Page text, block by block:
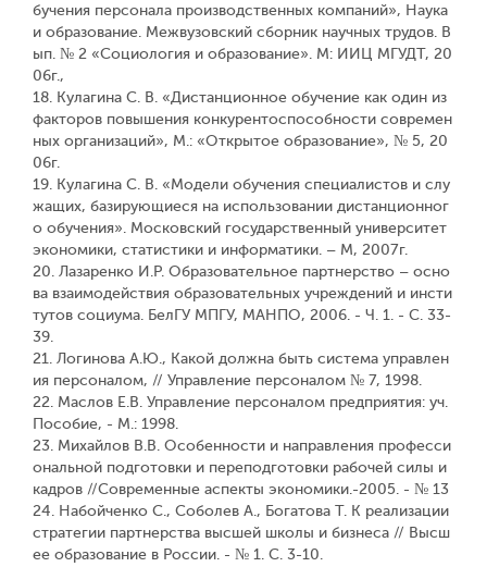
бучения персонала производственных компаний», Наука
и образование. Межвузовский сборник научных трудов. В
ып. № 2 «Социология и образование». М: ИИЦ МГУДТ, 20
06г.,
18. Кулагина С. В. «Дистанционное обучение как один из
факторов повышения конкурентоспособности современ
ных организаций», М.: «Открытое образование», № 5, 20
06г.
19. Кулагина С. В. «Модели обучения специалистов и слу
жащих, базирующиеся на использовании дистанционног
о обучения». Московский государственный университет
экономики, статистики и информатики. – М, 2007г.
20. Лазаренко И.Р. Образовательное партнерство – осно
ва взаимодействия образовательных учреждений и инсти
тутов социума. БелГУ МПГУ, МАНПО, 2006. - Ч. 1. - С. 33-
39.
21. Логинова А.Ю., Какой должна быть система управлен
ия персоналом, // Управление персоналом № 7, 1998.
22. Маслов Е.В. Управление персоналом предприятия: уч.
Пособие, - М.: 1998.
23. Михайлов В.В. Особенности и направления професси
ональной подготовки и переподготовки рабочей силы и
кадров //Современные аспекты экономики.-2005. - № 13
24. Набойченко С., Соболев А., Богатова Т. К реализации
стратегии партнерства высшей школы и бизнеса // Высш
ее образование в России. - № 1. С. 3-10.